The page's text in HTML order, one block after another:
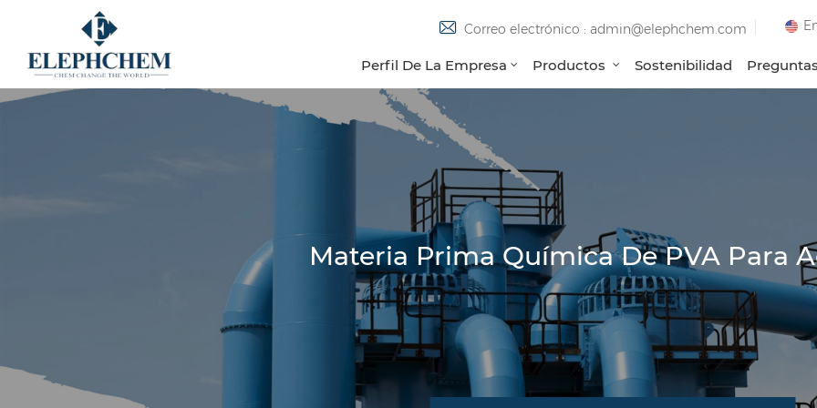
Correo electrónico : admin@elephchem.com
Perfil De La Empresa Productos Sostenibilidad
Materia Prima Química De PVA Para